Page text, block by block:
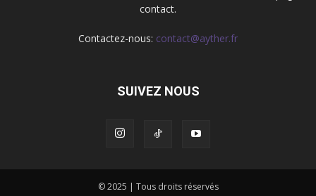
contact.
Contactez-nous: contact@ayther.fr
SUIVEZ NOUS
© 2025 | Tous droits réservés